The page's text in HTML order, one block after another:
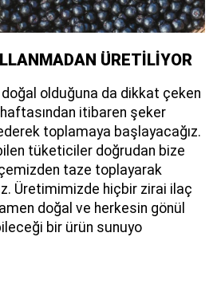
ÜRETİLİYOR
olduğuna da dikkat çeken
itibaren şeker
toplamaya başlayacağız.
tüketiciler doğrudan bize
taze toplayarak
Üretimimizde hiçbir zirai ilaç
doğal ve herkesin gönül
bir ürün sunuyo